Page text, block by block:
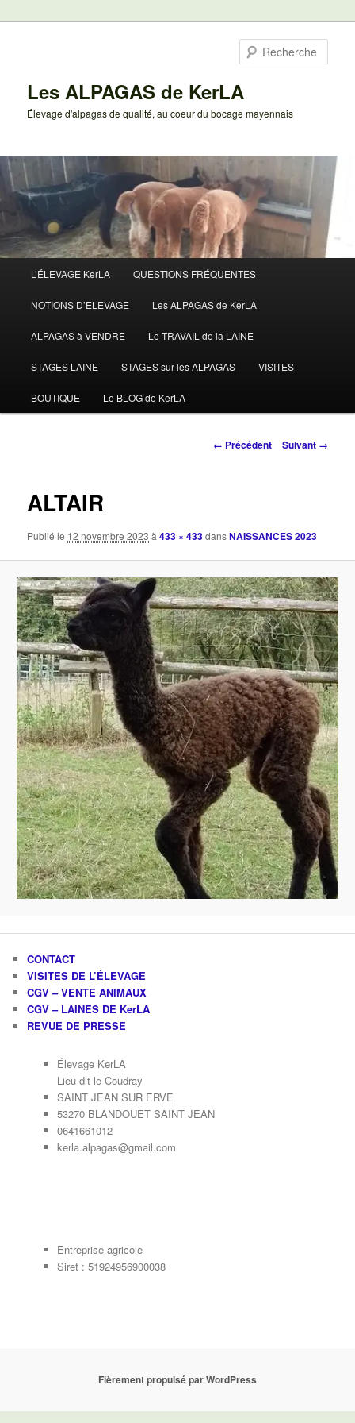
Les ALPAGAS de KerLA
Élevage d'alpagas de qualité, au coeur du bocage mayennais
principal
L’ÉLEVAGE KerLA QUESTIONS FRÉQUENTES
NOTIONS D’ELEVAGE Les ALPAGAS de KerLA
ALPAGAS à VENDRE Le TRAVAIL de la LAINE
STAGES LAINE STAGES sur les ALPAGAS VISITES
BOUTIQUE Le BLOG de KerLA
Navigation
← Précédent Suivant →
ALTAIR
Publié le 12 novembre 2023 à433 × 433dansNAISSANCES 2023
CONTACT
VISITES DE L’ÉLEVAGE
CGV – VENTE ANIMAUX
CGV – LAINES DE KerLA
REVUE DE PRESSE
Élevage KerLA
Lieu-dit le Coudray
SAINT JEAN SUR ERVE
53270 BLANDOUET SAINT JEAN
0641661012
kerla.alpagas@gmail.com
Entreprise agricole
Siret : 51924956900038
Fièrement propulsé par WordPress